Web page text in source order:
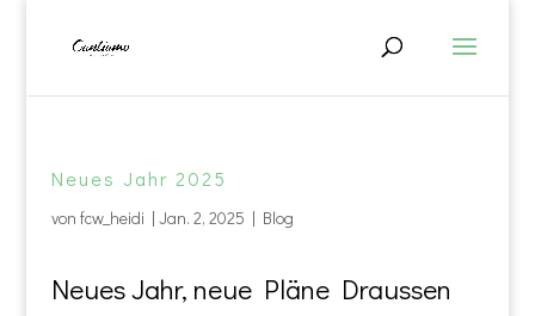
Neues Jahr 2025
von fcw_heidi | Jan. 2, 2025 | Blog
Neues Jahr, neue Pläne Draussen